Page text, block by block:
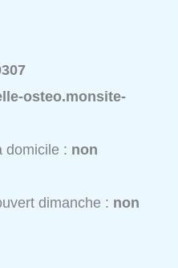
osteo.monsite-
domicile : non
dimanche : non